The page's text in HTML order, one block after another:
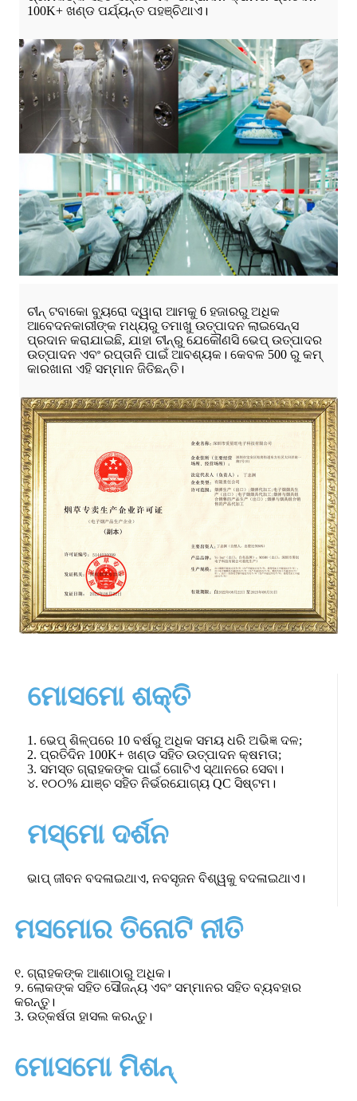
100K+ ଖଣ୍ଡ ପର୍ଯ୍ୟନ୍ତ ପହଞ୍ଚିଥାଏ।
ଚୀନ୍ ଟବାକୋ ବ୍ୟୁରୋ ଦ୍ୱାରା ଆମକୁ 6 ହଜାରରୁ ଅଧିକ
ଆବେଦନକାରୀଙ୍କ ମଧ୍ୟରୁ ତମାଖୁ ଉତ୍ପାଦନ ଲାଇସେନ୍ସ
ପ୍ରଦାନ କରାଯାଇଛି, ଯାହା ଚୀନ୍ରୁ ଯେକୌଣସି ଭେପ୍ ଉତ୍ପାଦର
ଉତ୍ପାଦନ ଏବଂ ରପ୍ତାନି ପାଇଁ ଆବଶ୍ୟକ। କେବଳ 500 ରୁ କମ୍
କାରଖାନା ଏହି ସମ୍ମାନ ଜିତିଛନ୍ତି।
ମୋସମୋ ଶକ୍ତି
1. ଭେପ୍ ଶିଳ୍ପରେ 10 ବର୍ଷରୁ ଅଧିକ ସମୟ ଧରି ଅଭିଜ୍ଞ ଦଳ;
2. ପ୍ରତିଦିନ 100K+ ଖଣ୍ଡ ସହିତ ଉତ୍ପାଦନ କ୍ଷମତା;
3. ସମସ୍ତ ଗ୍ରାହକଙ୍କ ପାଇଁ ଗୋଟିଏ ସ୍ଥାନରେ ସେବା।
୪. ୧୦୦% ଯାଞ୍ଚ ସହିତ ନିର୍ଭରଯୋଗ୍ୟ QC ସିଷ୍ଟମ।
ମସ୍ମୋ ଦର୍ଶନ
ଭାପ୍ ଜୀବନ ବଦଳାଇଥାଏ, ନବସୃଜନ ବିଶ୍ୱକୁ ବଦଳାଇଥାଏ।
ମସମୋର ତିନୋଟି ନୀତି
୧. ଗ୍ରାହକଙ୍କ ଆଶାଠାରୁ ଅଧିକ।
୨. ଲୋକଙ୍କ ସହିତ ସୌଜନ୍ୟ ଏବଂ ସମ୍ମାନର ସହିତ ବ୍ୟବହାର
କରନ୍ତୁ।
3. ଉତ୍କର୍ଷତା ହାସଲ କରନ୍ତୁ।
ମୋସମୋ ମିଶନ୍